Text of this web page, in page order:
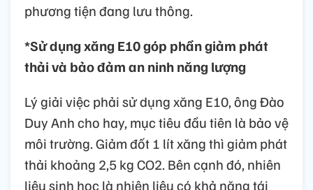
phương tiện đang lưu thông.
*Sử dụng xăng E10 góp phần giảm phát
thải và bảo đảm an ninh năng lượng
Lý giải việc phải sử dụng xăng E10, ông Đào
Duy Anh cho hay, mục tiêu đầu tiên là bảo vệ
môi trường. Giảm đốt 1 lít xăng thì giảm phát
thải khoảng 2,5 kg CO2. Bên cạnh đó, nhiên
liệu sinh học là nhiên liệu có khả năng tái